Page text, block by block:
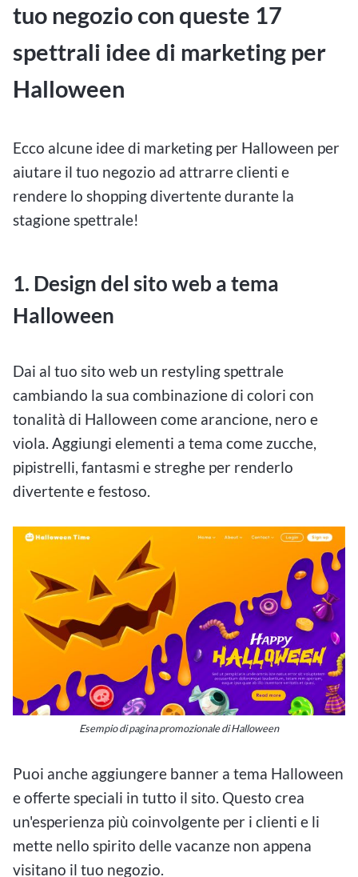
tuo negozio con queste 17
spettrali idee di marketing per
Halloween
Ecco alcune idee di marketing per Halloween per
aiutare il tuo negozio ad attrarre clienti e
rendere lo shopping divertente durante la
stagione spettrale!
1. Design del sito web a tema
Halloween
Dai al tuo sito web un restyling spettrale
cambiando la sua combinazione di colori con
tonalità di Halloween come arancione, nero e
viola. Aggiungi elementi a tema come zucche,
pipistrelli, fantasmi e streghe per renderlo
divertente e festoso.
Esempio di pagina promozionale di Halloween
Puoi anche aggiungere banner a tema Halloween
e offerte speciali in tutto il sito. Questo crea
un'esperienza più coinvolgente per i clienti e li
mette nello spirito delle vacanze non appena
visitano il tuo negozio.